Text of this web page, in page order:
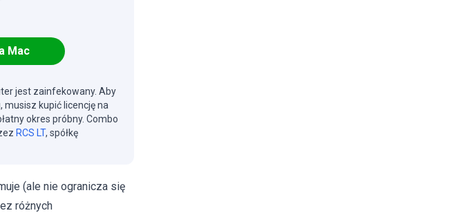
Mac
jest zainfekowany. Aby
musisz kupić licencję na
okres próbny. Combo
RCS LT, spółkę
(ale nie ogranicza się
różnych